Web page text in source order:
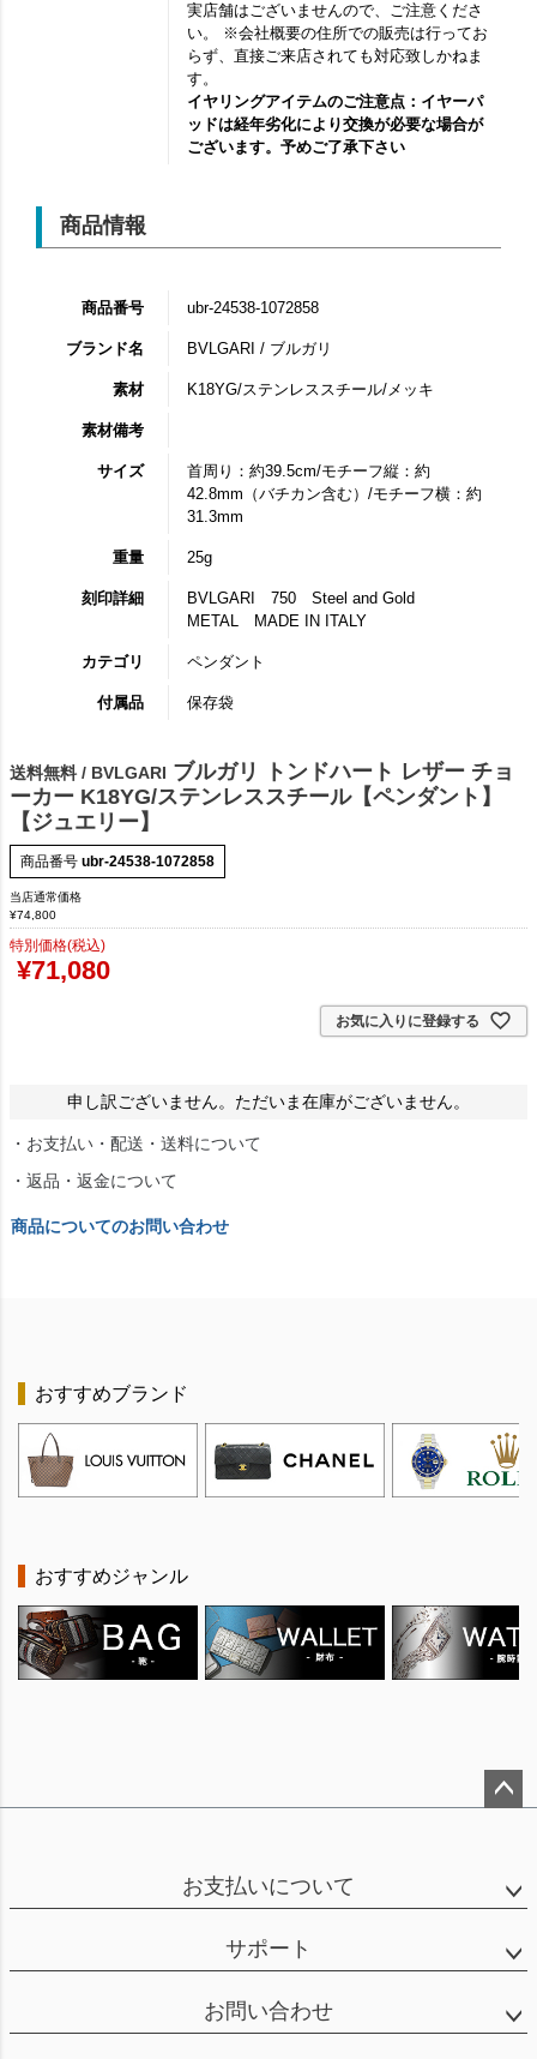
実店舗はございませんので、ご注意くださ
い。 ※会社概要の住所での販売は行ってお
らず、直接ご来店されても対応致しかねま
す。
イヤリングアイテムのご注意点：イヤーパ
ッドは経年劣化により交換が必要な場合が
ございます。予めご了承下さい
商品情報
商品番号 ubr-24538-1072858
ブランド名 BVLGARI / ブルガリ
素材 K18YG/ステンレススチール/メッキ
素材備考
サイズ
首周り：約39.5cm/モチーフ縦：約
42.8mm（バチカン含む）/モチーフ横：約
31.3mm
重量 25g
刻印詳細
BVLGARI 750 Steel and Gold
METAL MADE IN ITALY
カテゴリ ペンダント
付属品 保存袋
送料無料 / BVLGARI ブルガリ トンドハート レザー チョ
ーカー K18YG/ステンレススチール【ペンダント】
【ジュエリー】
商品番号 ubr-24538-1072858
当店通常価格
¥74,800
特別価格(税込)
¥71,080
お気に入りに登録する
申し訳ございません。ただいま在庫がございません。
・お支払い・配送・送料について
・返品・返金について
商品についてのお問い合わせ
おすすめブランド
おすすめジャンル
お支払いについて
サポート
お問い合わせ